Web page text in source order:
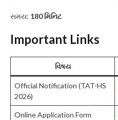
સમય: 180 મિનિટ
Important Links
વિષય
Official Notification (TAT-HS
2026)
Online Application Form